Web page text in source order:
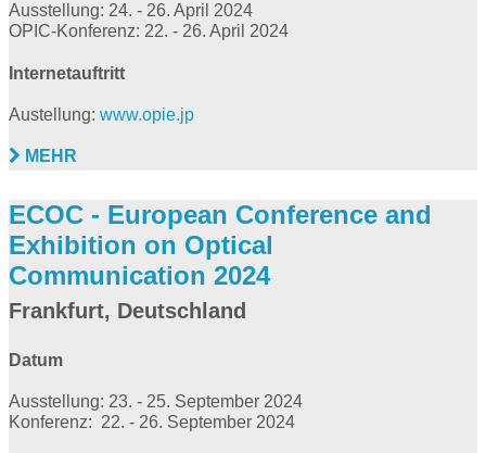
Ausstellung: 24. - 26. April 2024
OPIC-Konferenz: 22. - 26. April 2024
Internetauftritt
Austellung: www.opie.jp
MEHR
ECOC - European Conference and
Exhibition on Optical
Communication 2024
Frankfurt, Deutschland
Datum
Ausstellung: 23. - 25. September 2024
Konferenz: 22. - 26. September 2024